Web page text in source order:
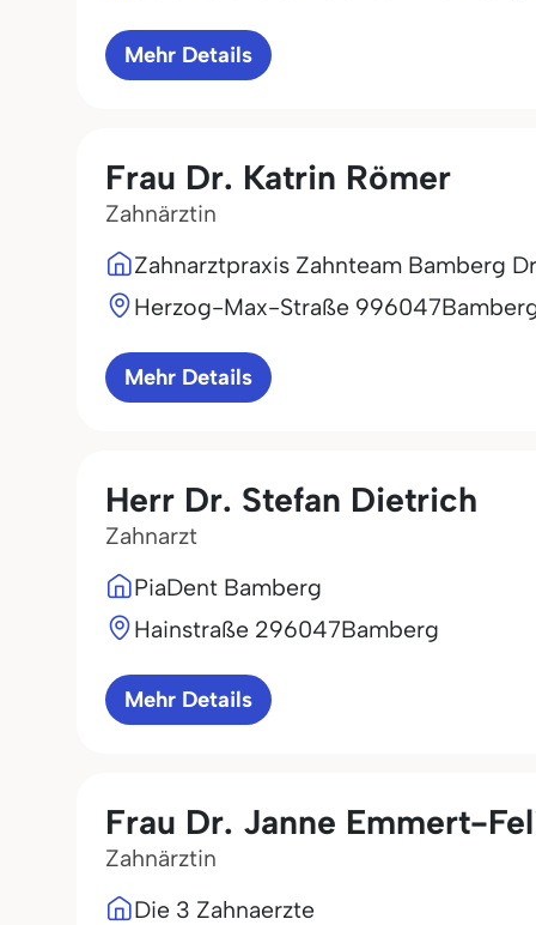
Mehr Details
Frau Dr. Katrin Römer
Zahnärztin
Zahnarztpraxis Zahnteam Bamberg
Herzog-Max-Straße 996047
Mehr Details
Herr Dr. Stefan Dietrich
Zahnarzt
PiaDent Bamberg
Hainstraße 296047Bamberg
Mehr Details
Frau Dr. Janne Emmert-
Zahnärztin
Die 3 Zahnaerzte